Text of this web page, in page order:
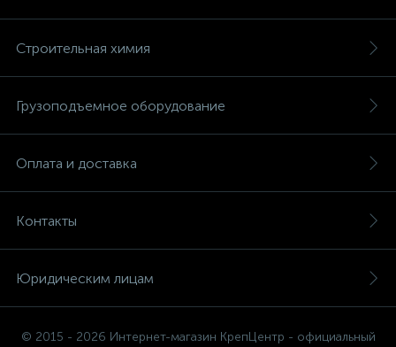
Строительная химия
Грузоподъемное оборудование
Оплата и доставка
Контакты
Юридическим лицам
© 2015 - 2026 Интернет-магазин КрепЦентр - официальный